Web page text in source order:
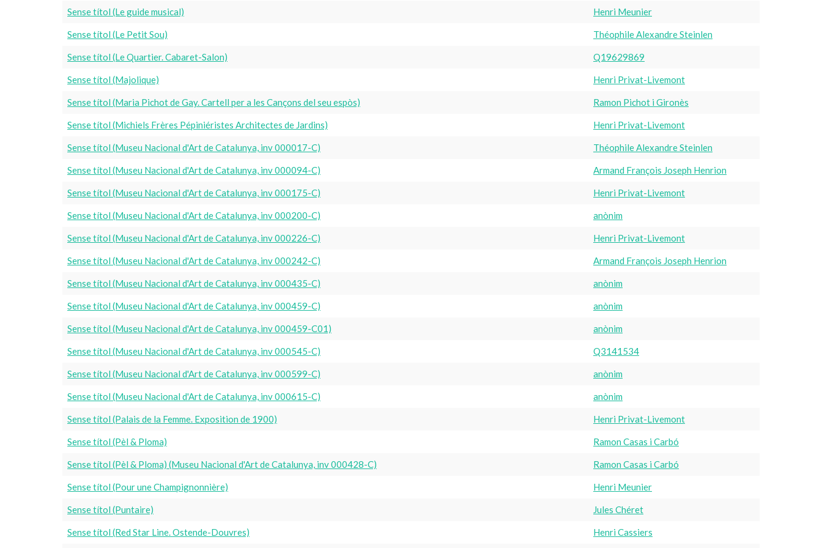
Sense títol (Le guide musical) Henri Meunier
Sense títol (Le Petit Sou) Théophile Alexandre Steinlen
Sense títol (Le Quartier. Cabaret-Salon) Q19629869
Sense títol (Majolique) Henri Privat-Livemont
Sense títol (Maria Pichot de Gay. Cartell per a les Cançons del seu espòs) Ramon Pichot i Gironès
Sense títol (Michiels Frères Pépiniéristes Architectes de Jardins) Henri Privat-Livemont
Sense títol (Museu Nacional d'Art de Catalunya, inv 000017-C) Théophile Alexandre Steinlen
Sense títol (Museu Nacional d'Art de Catalunya, inv 000094-C) Armand François Joseph Henrion
Sense títol (Museu Nacional d'Art de Catalunya, inv 000175-C) Henri Privat-Livemont
Sense títol (Museu Nacional d'Art de Catalunya, inv 000200-C) anònim
Sense títol (Museu Nacional d'Art de Catalunya, inv 000226-C) Henri Privat-Livemont
Sense títol (Museu Nacional d'Art de Catalunya, inv 000242-C) Armand François Joseph Henrion
Sense títol (Museu Nacional d'Art de Catalunya, inv 000435-C) anònim
Sense títol (Museu Nacional d'Art de Catalunya, inv 000459-C) anònim
Sense títol (Museu Nacional d'Art de Catalunya, inv 000459-C01) anònim
Sense títol (Museu Nacional d'Art de Catalunya, inv 000545-C) Q3141534
Sense títol (Museu Nacional d'Art de Catalunya, inv 000599-C) anònim
Sense títol (Museu Nacional d'Art de Catalunya, inv 000615-C) anònim
Sense títol (Palais de la Femme. Exposition de 1900) Henri Privat-Livemont
Sense títol (Pèl & Ploma) Ramon Casas i Carbó
Sense títol (Pèl & Ploma) (Museu Nacional d'Art de Catalunya, inv 000428-C) Ramon Casas i Carbó
Sense títol (Pour une Champignonnière) Henri Meunier
Sense títol (Puntaire) Jules Chéret
Sense títol (Red Star Line. Ostende-Douvres) Henri Cassiers